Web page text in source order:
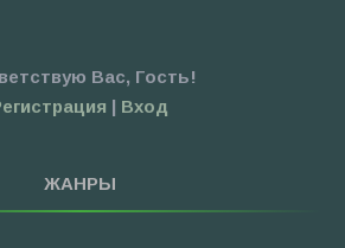
Вас, Гость!
| Вход
ЖАНРЫ